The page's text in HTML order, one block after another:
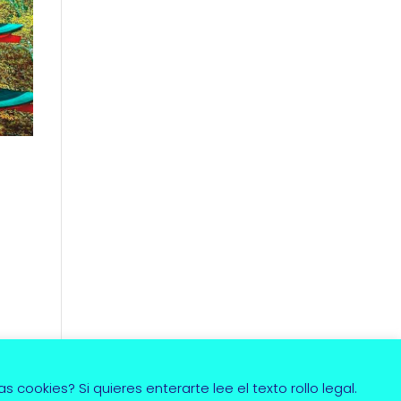
cookies? Si quieres enterarte lee el texto rollo legal.